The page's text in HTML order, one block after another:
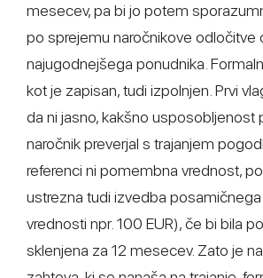
mesecev, pa bi jo potem
po sprejemu naročnikove odločitve
najugodnejšega ponudnika.
kot je zapisan, tudi izpolnjen. Prvi
da ni jasno, kakšno usposobljenost
naročnik preverjal s trajanjem
referenci ni pomembna vrednost,
ustrezna tudi izvedba
vrednosti npr. 100 EUR), če bi bila
sklenjena za 12 mesecev. Zato je